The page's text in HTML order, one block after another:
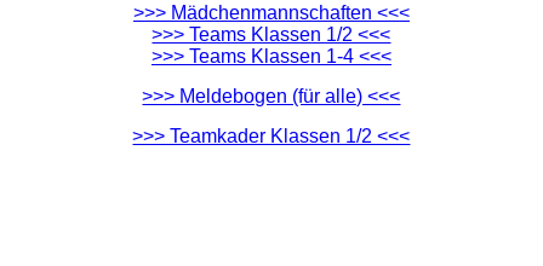
>>> Mädchenmannschaften <<<
>>> Teams Klassen 1/2 <<<
>>> Teams Klassen 1-4 <<<
>>> Meldebogen (für alle) <<<
>>> Teamkader Klassen 1/2 <<<